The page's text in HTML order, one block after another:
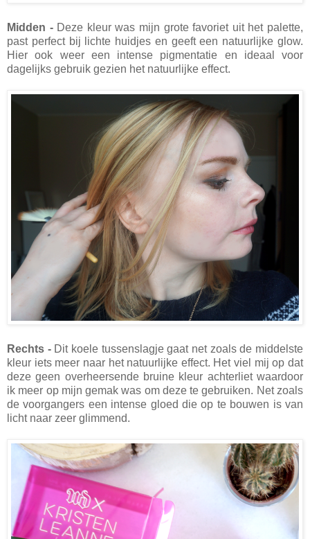
Midden -Deze kleur was mijn grote favoriet uit het palette,
past perfect bij lichte huidjes en geeft een natuurlijke glow.
Hier ook weer een intense pigmentatie en ideaal voor
dagelijks gebruik gezien het natuurlijke effect.
Rechts - Dit koele tussenslagje gaat net zoals de middelste
kleur iets meer naar het natuurlijke effect. Het viel mij op dat
deze geen overheersende bruine kleur achterliet waardoor
ik meer op mijn gemak was om deze te gebruiken. Net zoals
de voorgangers een intense gloed die op te bouwen is van
licht naar zeer glimmend.